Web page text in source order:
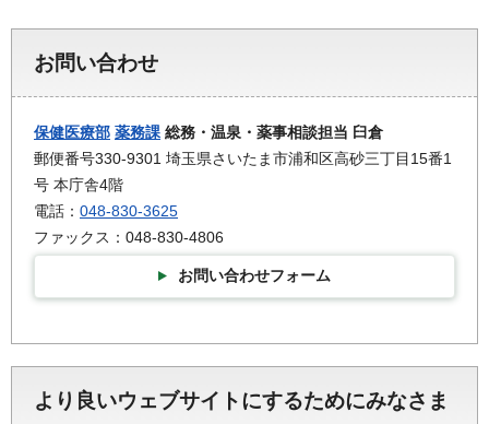
お問い合わせ
保健医療部 薬務課 総務・温泉・薬事相談担当 臼倉
郵便番号330-9301 埼玉県さいたま市浦和区高砂三丁目15番1
号 本庁舎4階
電話： 048-830-3625
ファックス：048-830-4806
お問い合わせフォーム
より良いウェブサイトにするためにみなさま